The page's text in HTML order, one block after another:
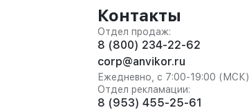
Контакты
Отдел продаж:
8 (800) 234-22-62
corp@anvikor.ru
Ежедневно, с 7:00-19:00 (МСК)
Отдел рекламации:
8 (953) 455-25-61